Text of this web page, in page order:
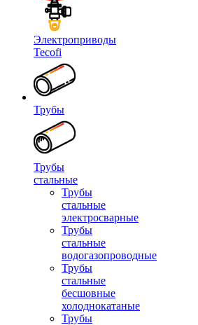
Электроприводы
Tecofi
Трубы
Трубы
стальные
Трубы
стальные
электросварные
Трубы
стальные
водогазопроводные
Трубы
стальные
бесшовные
холоднокатаные
Трубы